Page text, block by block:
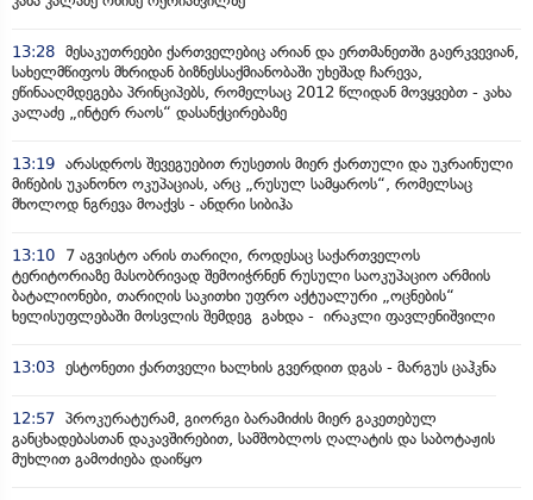
13:28 მესაკუთრეები ქართველებიც არიან და ერთმანეთში გაერკვევიან,
სახელმწიფოს მხრიდან ბიზნესსაქმიანობაში უხეშად ჩარევა,
ეწინააღმდეგება პრინციპებს, რომელსაც 2012 წლიდან მოვყვებთ - კახა
კალაძე „ინტერ რაოს“ დასანქცირებაზე
13:19 არასდროს შევეგუებით რუსეთის მიერ ქართული და უკრაინული
მიწების უკანონო ოკუპაციას, არც „რუსულ სამყაროს“, რომელსაც
მხოლოდ ნგრევა მოაქვს - ანდრი სიბიჰა
13:10
7 აგვისტო არის თარიღი, როდესაც საქართველოს
ტერიტორიაზე მასობრივად შემოიჭრნენ რუსული საოკუპაციო არმიის
ბატალიონები, თარიღის საკითხი უფრო აქტუალური „ოცნების“
ხელისუფლებაში მოსვლის შემდეგ გახდა - ირაკლი ფავლენიშვილი
13:03 ესტონეთი ქართველი ხალხის გვერდით დგას - მარგუს ცაჰკნა
12:57 პროკურატურამ, გიორგი ბარამიძის მიერ გაკეთებულ
განცხადებასთან დაკავშირებით, სამშობლოს ღალატის და საბოტაჟის
მუხლით გამოძიება დაიწყო